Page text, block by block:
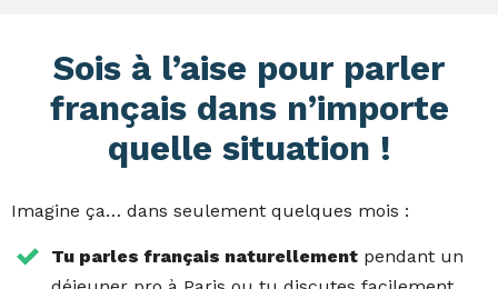
Sois à l’aise pour parler
français dans n’importe
quelle situation !
Imagine ça… dans seulement quelques mois :
Tu parles français naturellement pendant un